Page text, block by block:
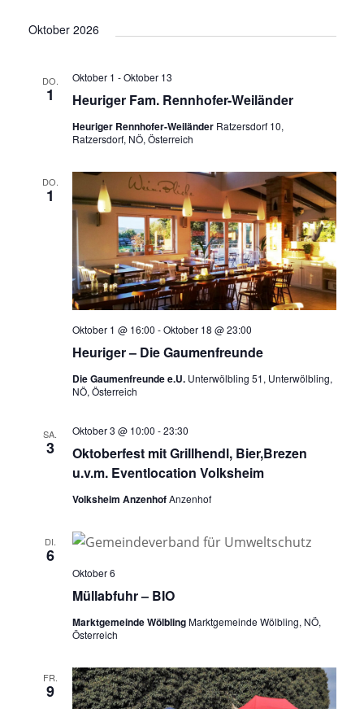
Oktober 2026
DO.
1 Heuriger Fam. Rennhofer-Weiländer
Oktober 1 -Oktober 13
Heuriger Rennhofer-Weiländer Ratzersdorf 10,
Ratzersdorf, NÖ, Österreich
DO.
1
Heuriger – Die Gaumenfreunde
Oktober 1 @ 16:00 -Oktober 18 @ 23:00
Die Gaumenfreunde e.U. Unterwölbling 51, Unterwölbling,
NÖ, Österreich
SA.
3
Oktoberfest mit Grillhendl, Bier,Brezen
u.v.m. Eventlocation Volksheim
Oktober 3 @ 10:00 -23:30
Volksheim AnzenhofAnzenhof
DI.
6
Müllabfuhr – BIO
Oktober 6
Marktgemeinde WölblingMarktgemeinde Wölbling, NÖ,
Österreich
FR.
9